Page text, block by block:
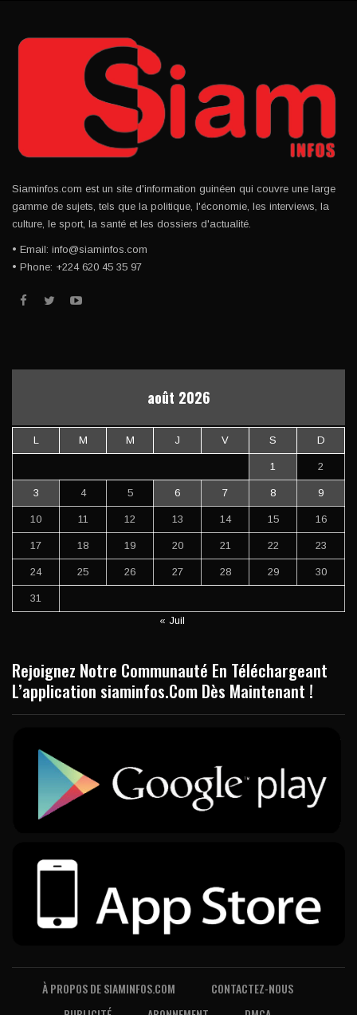
Siaminfos.com est un site d'information guinéen qui couvre une large
gamme de sujets, tels que la politique, l'économie, les interviews, la
culture, le sport, la santé et les dossiers d'actualité.
• Email: info@siaminfos.com
• Phone: +224 620 45 35 97
août 2026
L M M J V S D
1 2
3 4 5 6 7 8 9
10 11 12 13 14 15 16
17 18 19 20 21 22 23
24 25 26 27 28 29 30
31
« Juil
Rejoignez Notre Communauté En Téléchargeant
L’application siaminfos.Com Dès Maintenant !
À PROPOS DE SIAMINFOS.COM
CONTACTEZ-NOUS